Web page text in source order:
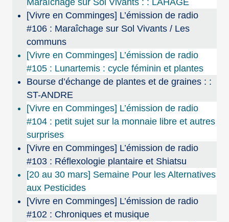
Maraîchage sur Sol Vivants : : LAHAGE
[Vivre en Comminges] L’émission de radio
#106 : Maraîchage sur Sol Vivants / Les
communs
[Vivre en Comminges] L’émission de radio
#105 : Lunartemis : cycle féminin et plantes
Bourse d’échange de plantes et de graines : :
ST-ANDRE
[Vivre en Comminges] L’émission de radio
#104 : petit sujet sur la monnaie libre et autres
surprises
[Vivre en Comminges] L’émission de radio
#103 : Réflexologie plantaire et Shiatsu
[20 au 30 mars] Semaine Pour les Alternatives
aux Pesticides
[Vivre en Comminges] L’émission de radio
#102 : Chroniques et musique